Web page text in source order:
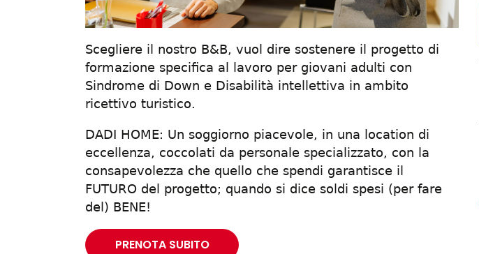
Scegliere il nostro B&B, vuol dire sostenere il progetto di
formazione specifica al lavoro per giovani adulti con
Sindrome di Down e Disabilità intellettiva in ambito
ricettivo turistico.
DADI HOME: Un soggiorno piacevole, in una location di
eccellenza, coccolati da personale specializzato, con la
consapevolezza che quello che spendi garantisce il
FUTURO del progetto; quando si dice soldi spesi (per fare
del) BENE!
PRENOTA SUBITO